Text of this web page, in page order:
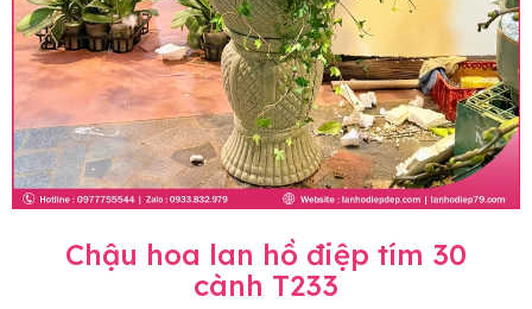
Chậu hoa lan hồ điệp tím 30
cành T233